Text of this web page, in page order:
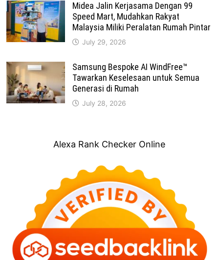
Midea Jalin Kerjasama Dengan 99
Speed Mart, Mudahkan Rakyat
Malaysia Miliki Peralatan Rumah Pintar
July 29, 2026
Samsung Bespoke AI WindFree™
Tawarkan Keselesaan untuk Semua
Generasi di Rumah
July 28, 2026
Alexa Rank Checker Online